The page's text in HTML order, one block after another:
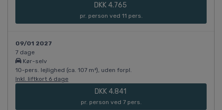
DKK 4.765
pr. person ved 11 pers.
09/01 2027
7 dage
Kør-selv
10-pers. lejlighed (ca. 107 m²), uden forpl.
Inkl. liftkort 6 dage
DKK 4.841
pr. person ved 7 pers.